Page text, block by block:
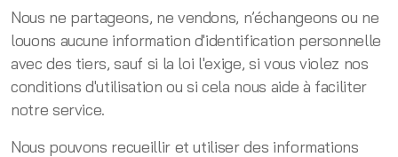
Nous ne partageons, ne vendons, n’échangeons ou ne
louons aucune information d'identification personnelle
avec des tiers, sauf si la loi l'exige, si vous violez nos
conditions d'utilisation ou si cela nous aide à faciliter
notre service.
Nous pouvons recueillir et utiliser des informations